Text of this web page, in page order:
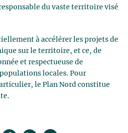
du vaste territoire visé
à accélérer les projets de
sur le territoire, et ce, de
et respectueuse de
locales. Pour
le Plan Nord constitue